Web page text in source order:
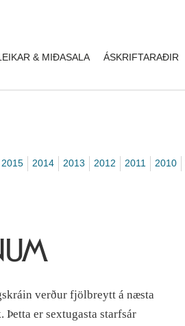
2015 2014 2013 2012 2011 2010
verður fjölbreytt á næsta
er sextugasta starfsár
& MIÐASALA ÁSKRIFTARAÐIR